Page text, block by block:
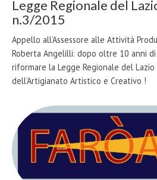
Legge Regionale del
n.3/2015
Appello all’Assessore alle Attività
Roberta Angelilli: dopo oltre 10 anni di
riformare la Legge Regionale del
dell’Artigianato Artistico e Creativo !